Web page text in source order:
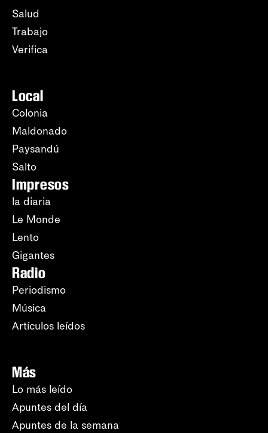
Salud
Trabajo
Verifica
Local
Colonia
Maldonado
Paysandú
Salto
Impresos
la diaria
Le Monde
Lento
Gigantes
Radio
Periodismo
Música
Artículos leídos
Más
Lo más leído
Apuntes del día
Apuntes de la semana